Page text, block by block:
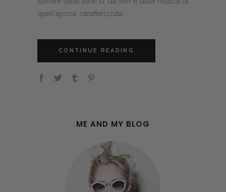
quell'epoca, caratterizzata...
CONTINUE READING
ME AND MY BLOG